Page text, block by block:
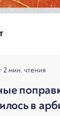
2 мин. чтения
в